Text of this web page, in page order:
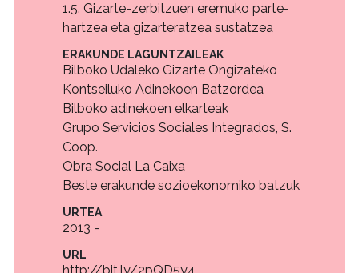
1.5. Gizarte-zerbitzuen eremuko parte-
hartzea eta gizarteratzea sustatzea
ERAKUNDE LAGUNTZAILEAK
Bilboko Udaleko Gizarte Ongizateko
Kontseiluko Adinekoen Batzordea
Bilboko adinekoen elkarteak
Grupo Servicios Sociales Integrados, S.
Coop.
Obra Social La Caixa
Beste erakunde sozioekonomiko batzuk
URTEA
2013 -
URL